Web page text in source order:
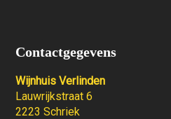
Contactgegevens
Wijnhuis Verlinden
Lauwrijkstraat 6
2223 Schriek